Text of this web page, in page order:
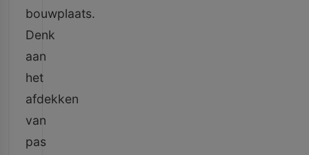
bouwplaats.
Denk
aan
het
afdekken
van
pas